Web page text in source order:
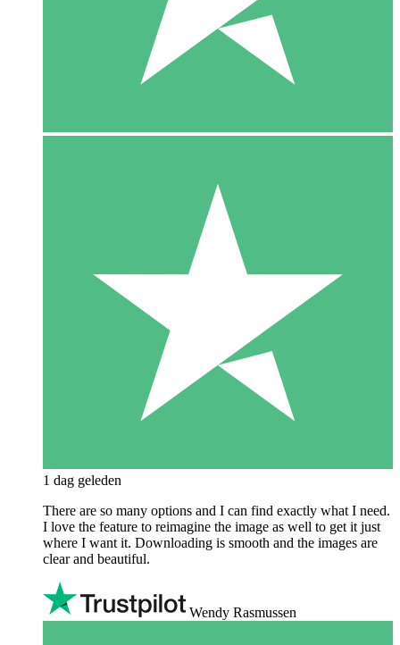
1 dag geleden
There are so many options and I can find exactly what I need.
I love the feature to reimagine the image as well to get it just
where I want it. Downloading is smooth and the images are
clear and beautiful.
Wendy Rasmussen